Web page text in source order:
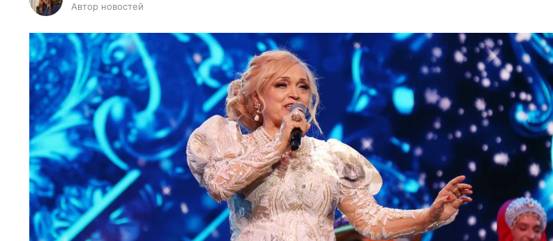
Автор новостей